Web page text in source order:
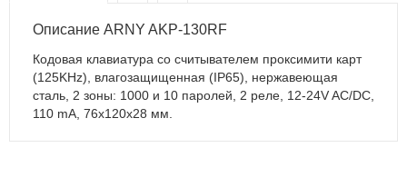
Описание ARNY AKP-130RF
Кодовая клавиатура со считывателем проксимити карт
(125KHz), влагозащищенная (IP65), нержавеющая
сталь, 2 зоны: 1000 и 10 паролей, 2 реле, 12-24V AC/DC,
110 mA, 76x120x28 мм.